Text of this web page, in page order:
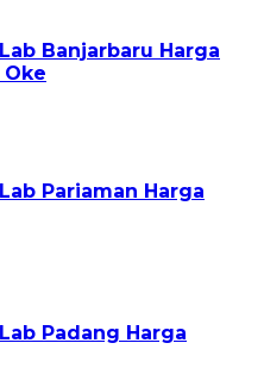
Banjarbaru Harga
Pariaman Harga
Padang Harga